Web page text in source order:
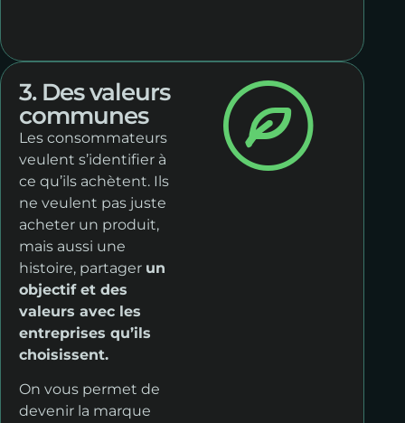
3. Des valeurs
communes
Les consommateurs
veulent s’identifier à
ce qu’ils achètent. Ils
ne veulent pas juste
acheter un produit,
mais aussi une
histoire, partager un
objectif et des
valeurs avec les
entreprises qu’ils
choisissent.
On vous permet de
devenir la marque